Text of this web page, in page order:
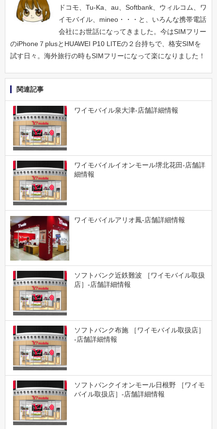
ドコモ、Tu-Ka、au、Softbank、ウィルコム、ワ
イモバイル、mineo・・・と、いろんな携帯電話
会社にお世話になってきました。今はSIMフリー
のiPhone７plusとHUAWEI P10 LITEの２台持ちで、格安SIMを
試す日々。海外旅行の時もSIMフリーになって楽になりました！
関連記事
ワイモバイル泉大津-店舗詳細情報
ワイモバイルイオンモール堺北花田-店舗詳
細情報
ワイモバイルアリオ鳳-店舗詳細情報
ソフトバンク近鉄難波 ［ワイモバイル取扱
店］-店舗詳細情報
ソフトバンク布施 ［ワイモバイル取扱店］
-店舗詳細情報
ソフトバンクイオンモール日根野 ［ワイモ
バイル取扱店］-店舗詳細情報